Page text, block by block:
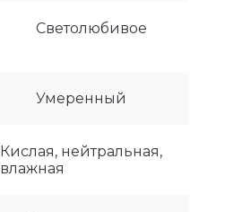
Светолюбивое
Умеренный
Кислая, нейтральная,
влажная